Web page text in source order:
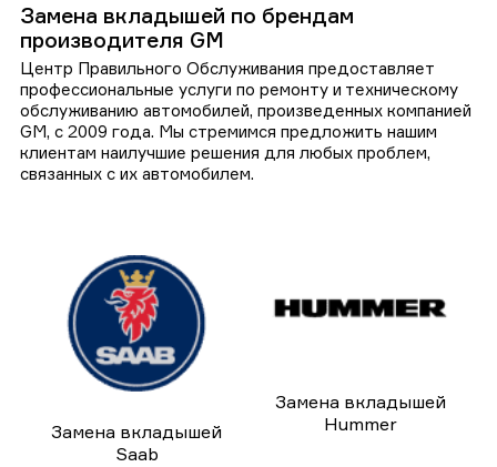
Замена вкладышей по брендам
производителя GM
Центр Правильного Обслуживания предоставляет
профессиональные услуги по ремонту и техническому
обслуживанию автомобилей, произведенных компанией
GM, с 2009 года. Мы стремимся предложить нашим
клиентам наилучшие решения для любых проблем,
связанных с их автомобилем.
Замена вкладышей
Saab
Замена вкладышей
Hummer